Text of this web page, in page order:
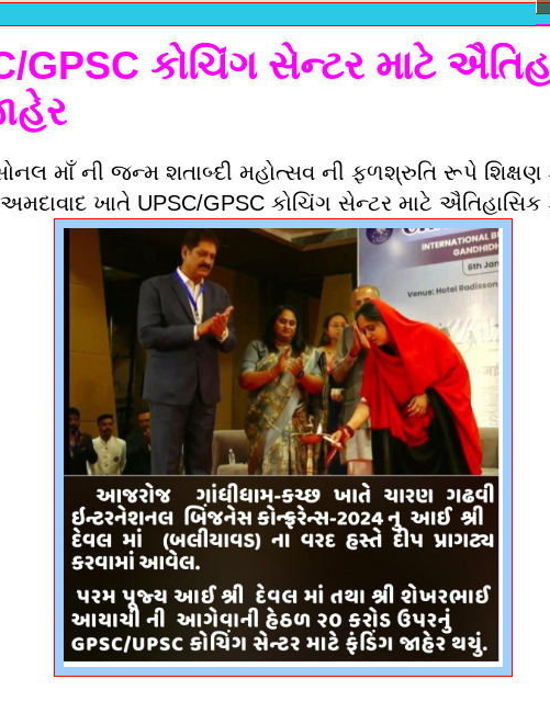
GPSC કોચિંગ સેન્ટર માટે
માઁ ની જન્મ શતાબ્દી મહોત્સવ ની ફળશ્રુતિ રૂપે શિક્ષણ
ખાતે UPSC/GPSC કોચિંગ સેન્ટર માટે